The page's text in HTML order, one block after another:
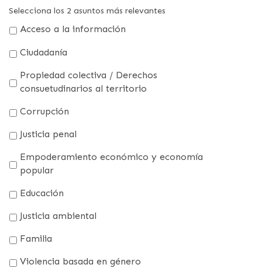
Selecciona los 2 asuntos más relevantes
Acceso a la información
Ciudadanía
Propiedad colectiva / Derechos
consuetudinarios al territorio
Corrupción
Justicia penal
Empoderamiento económico y economía
popular
Educación
Justicia ambiental
Familia
Violencia basada en género